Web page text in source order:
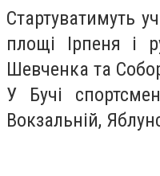
Стартуватимуть
площі Ірпеня і
Шевченка та
У Бучі
Вокзальній,